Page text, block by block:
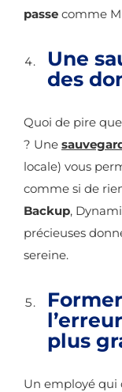
passe comme
Une
des
Quoi de pire
? Une
locale) vous
comme si de
Backup,
précieuses
sereine.
plus
Un employé qui